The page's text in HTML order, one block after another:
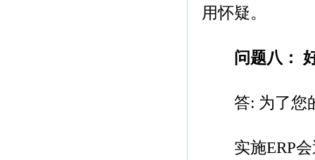
用怀疑。
问题八：
答: 为了您
实施ERP会